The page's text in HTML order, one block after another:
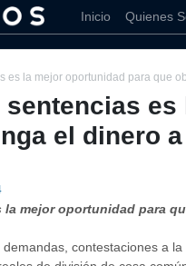
Inicio Quienes
es la mejor oportunidad para que
sentencias
el dinero
mejor oportunidad para